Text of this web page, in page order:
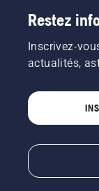
Restez
Inscrivez-
actualités,